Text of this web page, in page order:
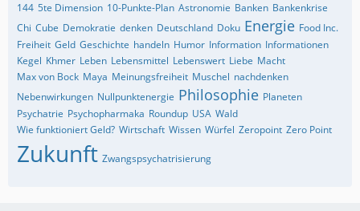
144 5te Dimension 10-Punkte-Plan Astronomie Banken Bankenkrise
Chi Cube Demokratie denken Deutschland Doku Energie Food Inc.
Freiheit Geld Geschichte handeln Humor Information Informationen
Kegel Khmer Leben Lebensmittel Lebenswert Liebe Macht
Max von Bock Maya Meinungsfreiheit Muschel nachdenken
Nebenwirkungen Nullpunktenergie Philosophie Planeten
Psychatrie Psychopharmaka Roundup USA Wald
Wie funktioniert Geld? Wirtschaft Wissen Würfel Zeropoint Zero Point
Zukunft Zwangspsychatrisierung